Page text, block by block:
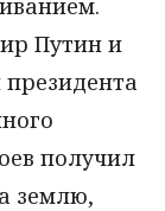
Путин и
президента
получил
землю,